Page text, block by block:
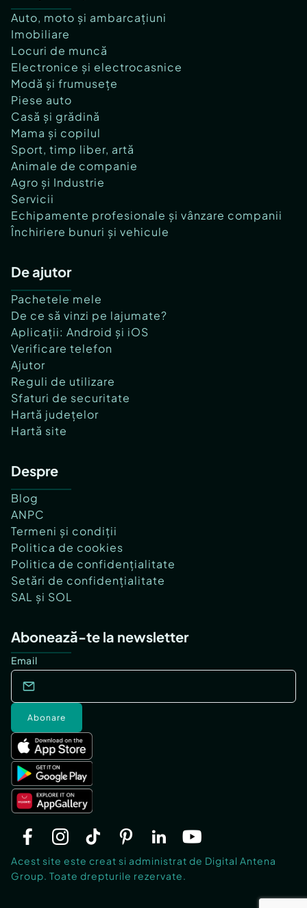
Auto, moto și ambarcațiuni
Imobiliare
Locuri de muncă
Electronice și electrocasnice
Modă și frumusețe
Piese auto
Casă și grădină
Mama și copilul
Sport, timp liber, artă
Animale de companie
Agro și Industrie
Servicii
Echipamente profesionale și vânzare companii
Închiriere bunuri și vehicule
De ajutor
Pachetele mele
De ce să vinzi pe lajumate?
Aplicații: Android și iOS
Verificare telefon
Ajutor
Reguli de utilizare
Sfaturi de securitate
Hartă județelor
Hartă site
Despre
Blog
ANPC
Termeni și condiții
Politica de cookies
Politica de confidențialitate
Setări de confidențialitate
SAL și SOL
Abonează-te la newsletter
Email
Abonare
Acest site este creat si administrat de Digital Antena
Group. Toate drepturile rezervate.